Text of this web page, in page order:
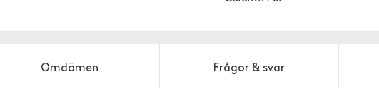
Omdömen Frågor & svar